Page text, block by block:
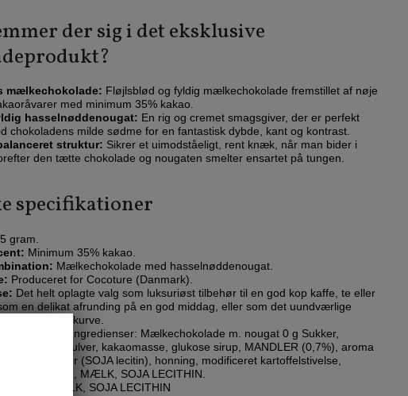
der sig i det eksklusive
mælkechokolade: Fløjlsblød og fyldig mælkechokolade fremstillet af nøje
med minimum 35% kakao.
hasselnøddenougat: En rig og cremet smagsgiver, der er perfekt
chokoladens milde sødme for en fantastisk dybde, kant og kontrast.
struktur: Sikrer et uimodståeligt, rent knæk, når man bider i
den tætte chokolade og nougaten smelter ensartet på tungen.
specifikationer
gram.
Minimum 35% kakao.
Mælkechokolade med hasselnøddenougat.
Produceret for Cocoture (Danmark).
Det helt oplagte valg som luksuriøst tilbehør til en god kop kaffe, te eller
en delikat afrunding på en god middag, eller som det uundværlige
gavekurve.
Ingredienser: Mælkechokolade m. nougat 0 g Sukker,
sødMÆLKspulver, kakaomasse, glukose sirup, MANDLER (0,7%), aroma
emulgator (SOJA lecitin), honning, modificeret kartoffelstivelse,
MANDLER, MÆLK, SOJA LECITHIN.
MÆLK, SOJA LECITHIN